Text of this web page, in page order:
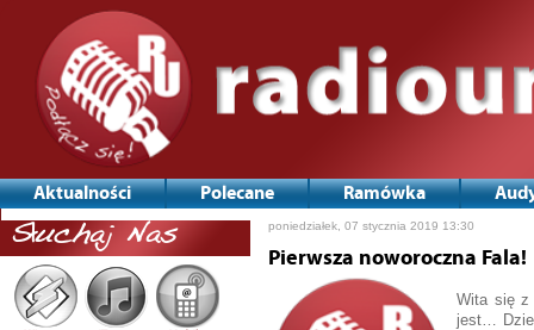
Aktualności Polecane Ramówka
Słuchaj Nas poniedziałek, 07 stycznia 2019 13:30
Pierwsza noworoczna Fala!
Wita się z
jest…